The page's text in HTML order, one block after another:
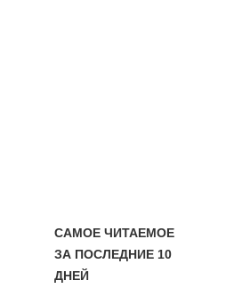
САМОЕ ЧИТАЕМОЕ
ЗА ПОСЛЕДНИЕ 10
ДНЕЙ